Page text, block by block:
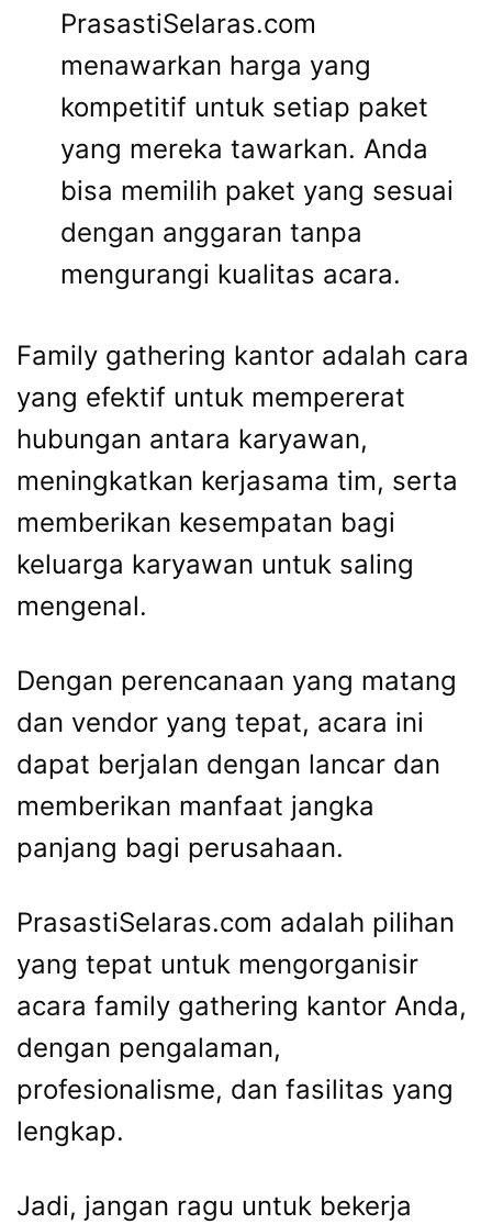
PrasastiSelaras.com
menawarkan harga yang
kompetitif untuk setiap paket
yang mereka tawarkan. Anda
bisa memilih paket yang sesuai
dengan anggaran tanpa
mengurangi kualitas acara.
Family gathering kantor adalah cara
yang efektif untuk mempererat
hubungan antara karyawan,
meningkatkan kerjasama tim, serta
memberikan kesempatan bagi
keluarga karyawan untuk saling
mengenal.
Dengan perencanaan yang matang
dan vendor yang tepat, acara ini
dapat berjalan dengan lancar dan
memberikan manfaat jangka
panjang bagi perusahaan.
PrasastiSelaras.com adalah pilihan
yang tepat untuk mengorganisir
acara family gathering kantor Anda,
dengan pengalaman,
profesionalisme, dan fasilitas yang
lengkap.
Jadi, jangan ragu untuk bekerja